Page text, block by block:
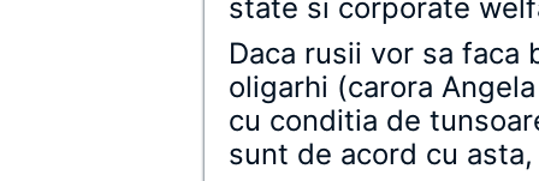
state si corporate
Daca rusii vor sa faca
oligarhi (carora
cu conditia de
sunt de acord cu